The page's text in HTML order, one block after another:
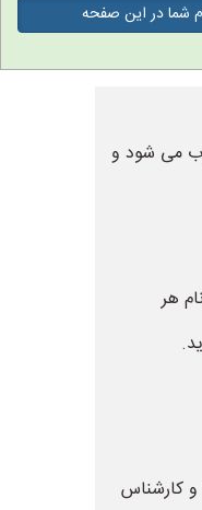
شما در این صفحه
می شود و
هر
کارشناس